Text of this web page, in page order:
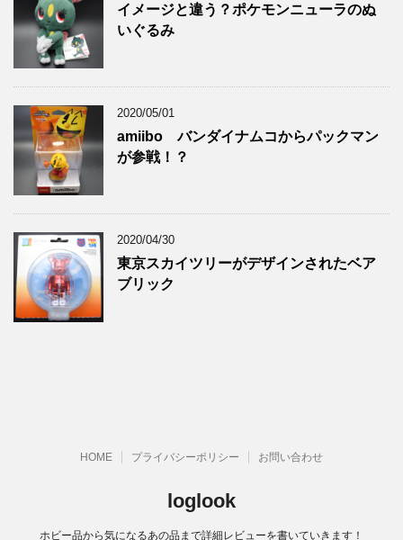
イメージと違う？ポケモンニューラのぬ
いぐるみ
2020/05/01
amiibo バンダイナムコからパックマン
が参戦！？
2020/04/30
東京スカイツリーがデザインされたベア
ブリック
HOME プライバシーポリシー お問い合わせ
loglook
ホビー品から気になるあの品まで詳細レビューを書いていきます！